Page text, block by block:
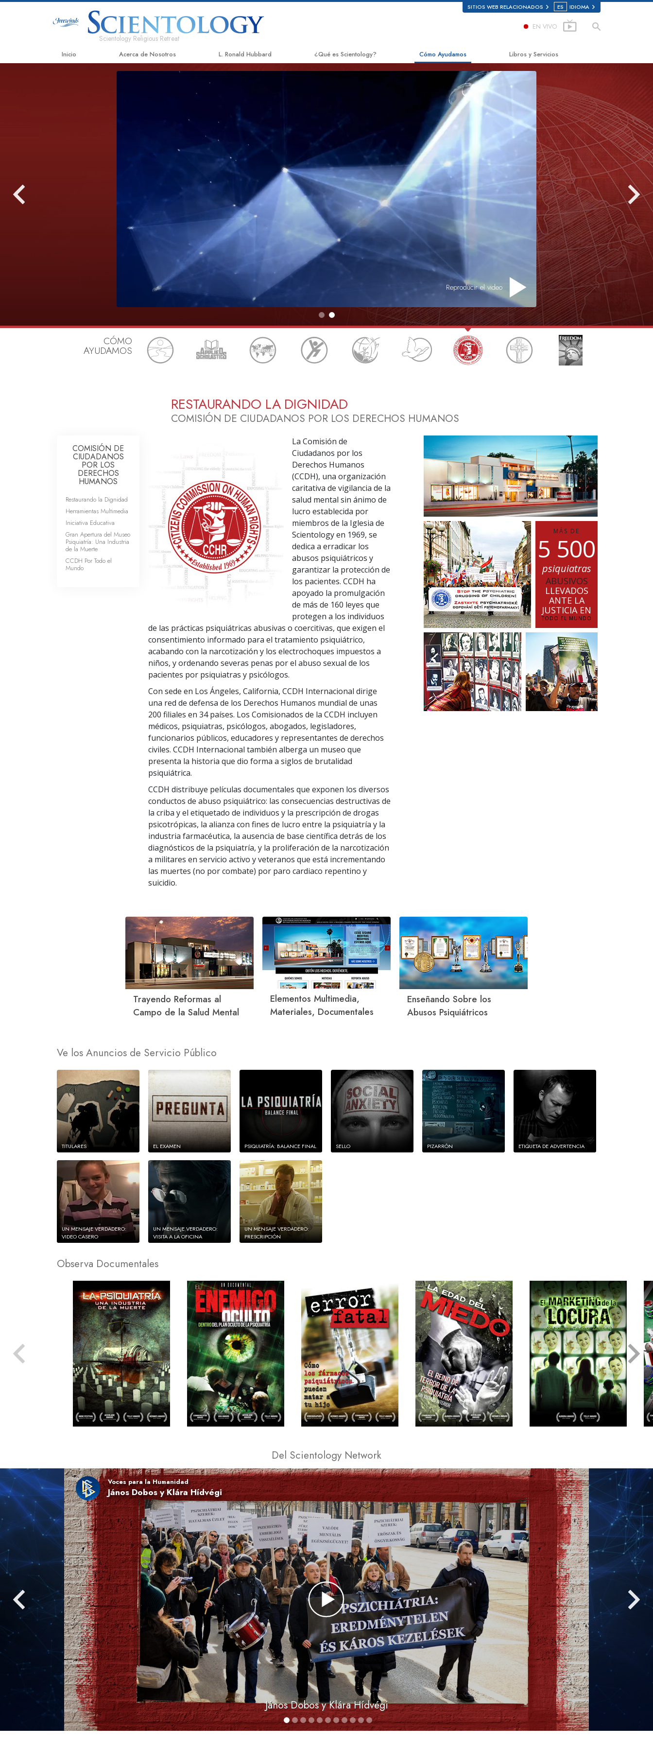
SITIOS WEB RELACIONADOS ES IDIOMA
Scientology Religious Retreat
EN VIVO
Inicio Acerca de Nosotros L. Ronald Hubbard ¿Qué es Scientology?
Scientology
Conoce a un Scientologist
Dentro de una Iglesia
Los Principios Básicos de Scientology
Una Introducción a Dianética
Amor y Odio: ¿Qué es Grandeza?
Cómo Ayudamos
El Camino a la Felicidad
Applied Scholastics
Criminon
Narconon
La Verdad Sobre las Drogas
Unidos por los Derechos Humanos
Comisión de Ciudadanos por los
Derechos Humanos
Ministros Voluntarios de Scientology
Libros y Servicios
Libros Iniciales
Audiolibros
Conferencias Introductorias
Servicios Iniciales
Reproducir el video
CÓMO
AYUDAMOS
RESTAURANDO LA DIGNIDAD
COMISIÓN DE CIUDADANOS POR LOS DERECHOS HUMANOS
La Comisión de
Ciudadanos por los
Derechos Humanos
(CCDH), una organización
caritativa de vigilancia de la
salud mental sin ánimo de
lucro establecida por
miembros de la Iglesia de
Scientology en 1969, se
dedica a erradicar los
abusos psiquiátricos y
garantizar la protección de
los pacientes. CCDH ha
apoyado la promulgación
de más de 160 leyes que
protegen a los individuos
de las prácticas psiquiátricas abusivas o coercitivas, que exigen el
consentimiento informado para el tratamiento psiquiátrico,
acabando con la narcotización y los electrochoques impuestos a
niños, y ordenando severas penas por el abuso sexual de los
pacientes por psiquiatras y psicólogos.
Con sede en Los Ángeles, California, CCDH Internacional dirige
una red de defensa de los Derechos Humanos mundial de unas
200 filiales en 34 países. Los Comisionados de la CCDH incluyen
médicos, psiquiatras, psicólogos, abogados, legisladores,
funcionarios públicos, educadores y representantes de derechos
civiles. CCDH Internacional también alberga un museo que
presenta la historia que dio forma a siglos de brutalidad
psiquiátrica.
CCDH distribuye películas documentales que exponen los diversos
conductos de abuso psiquiátrico: las consecuencias destructivas de
la criba y el etiquetado de individuos y la prescripción de drogas
psicotrópicas, la alianza con fines de lucro entre la psiquiatría y la
industria farmacéutica, la ausencia de base científica detrás de los
diagnósticos de la psiquiatría, y la proliferación de la narcotización
a militares en servicio activo y veteranos que está incrementando
las muertes (no por combate) por paro cardiaco repentino y
suicidio.
COMISIÓN DE
CIUDADANOS
POR LOS
DERECHOS
HUMANOS
Restaurando la Dignidad
Herramientas Multimedia
Iniciativa Educativa
Gran Apertura del Museo
Psiquiatría: Una Industria
de la Muerte
CCDH Por Todo el
Mundo
MÁS DE
5 500
psiquiatras
ABUSIVOS
LLEVADOS
ANTE LA
JUSTICIA EN
TODO EL MUNDO
Trayendo Reformas al
Campo de la Salud Mental
Elementos Multimedia,
Materiales, Documentales
Enseñando Sobre los
Abusos Psiquiátricos
Ve los Anuncios de Servicio Público
TITULARES EL EXAMEN PSIQUIATRÍA: BALANCE FINAL SELLO PIZARRÓN ETIQUETA DE ADVERTENCIA
UN MENSAJE VERDADERO:
VIDEO CASERO
UN MENSAJE VERDADERO:
VISITA A LA OFICINA
UN MENSAJE VERDADERO:
PRESCRIPCIÓN
Observa Documentales
Del Scientology Network
János Dobos y Klára Hídvégi
Voces para la Humanidad
János Dobos y Klára Hídvégi